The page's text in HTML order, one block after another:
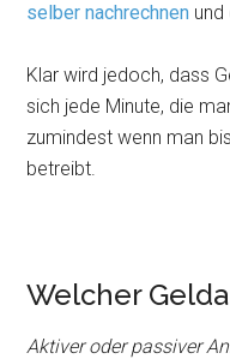
selber nachrechnen
Klar wird jedoch, dass
sich jede Minute, die
zumindest wenn man
betreibt.
Welcher
Aktiver oder passiver